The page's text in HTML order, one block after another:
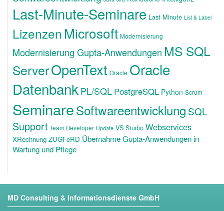
Last-Minute-Seminare Last Minute List & Label
Lizenzen Microsoft Modernisierung
Modernisierung Gupta-Anwendungen MS SQL
ServerOpenText Oracle Oracle
DatenbankPL/SQL PostgreSQL Python Scrum
SeminareSoftwareentwicklung SQL
Support Team Developer Update VS Studio Webservices
XRechnung ZUGFeRD Übernahme Gupta-Anwendungen in
Wartung und Pflege
MD Consulting & Informationsdienste GmbH